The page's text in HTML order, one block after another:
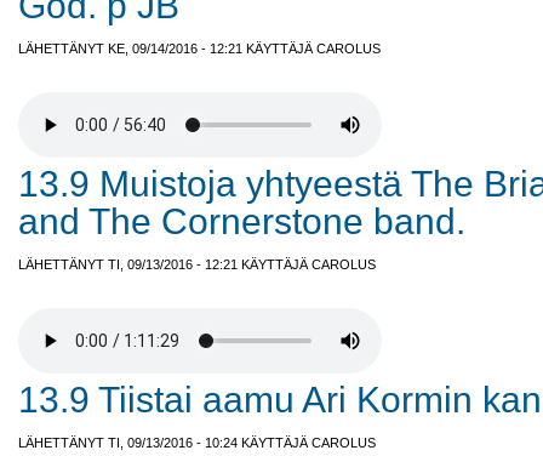
LÄHETTÄNYT KE, 09/14/2016 - 12:21 KÄYTTÄJÄ CAROLUS
13.9 Muistoja yhtyeestä The
and The Cornerstone band.
LÄHETTÄNYT TI, 09/13/2016 - 12:21 KÄYTTÄJÄ CAROLUS
13.9 Tiistai aamu Ari Kormin
LÄHETTÄNYT TI, 09/13/2016 - 10:24 KÄYTTÄJÄ CAROLUS